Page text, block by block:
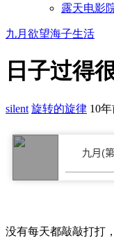
露天电影
九月 欲望海子生活
日子过得
silent 旋转的旋律 10
没有每天都敲敲打打